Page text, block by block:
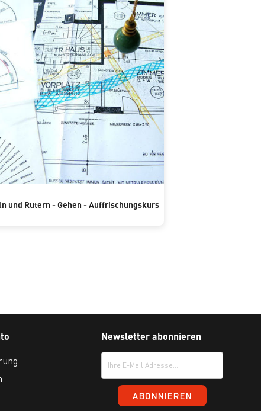
und Rutern - Gehen - Auffrischungskurs
Newsletter abonnieren